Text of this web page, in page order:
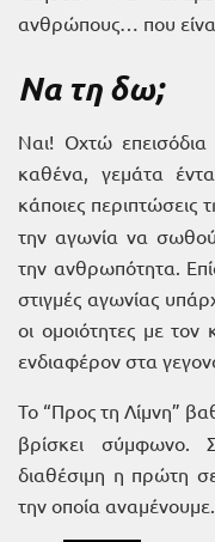
ανθρώπους… που
Να τη δω;
Ναι! Οχτώ
καθένα, γεμάτα
κάποιες περιπτώσεις
την αγωνία να
την ανθρωπότητα.
στιγμές αγωνίας
οι ομοιότητες με τον
ενδιαφέρον στα
Το “Προς τη Λίμνη”
βρίσκει σύμφωνο.
διαθέσιμη η πρώτη
την οποία αναμένουμε.